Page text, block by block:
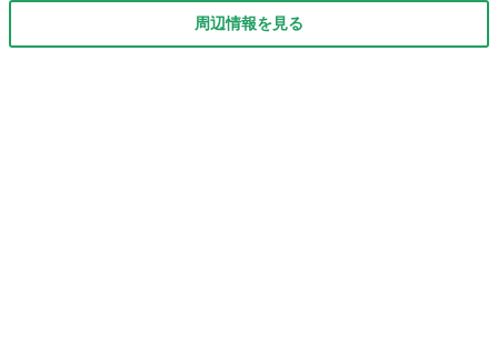
周辺情報を見る